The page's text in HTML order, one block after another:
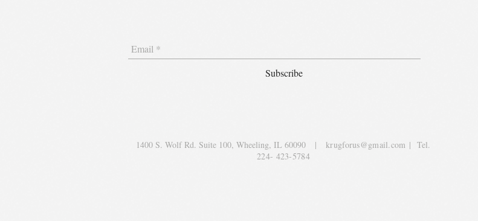
Subscribe
1400 S. Wolf Rd. Suite 100, Wheeling, IL 60090 |krugforus@gmail.com | Tel.
224- 423-5784